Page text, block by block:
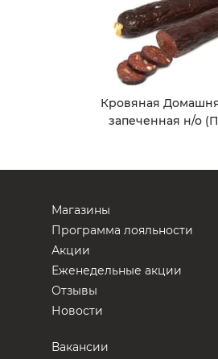
Кровяная
запеченная н/о
Магазины
Программа лояльности
Акции
Еженедельные акции
Отзывы
Новости
Вакансии